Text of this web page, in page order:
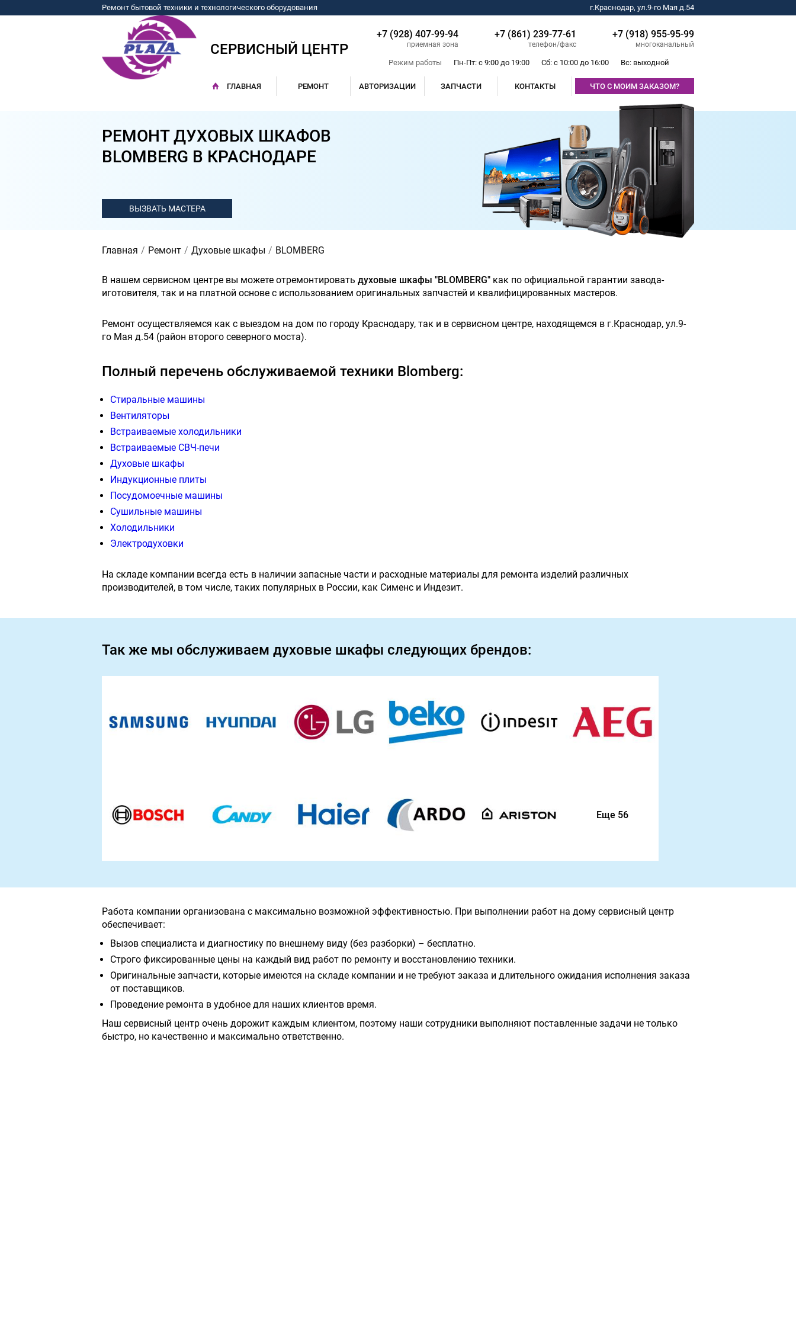
Ремонт бытовой техники и технологического оборудования г.Краснодар, ул.9-го Мая д.54
СЕРВИСНЫЙ ЦЕНТР
+7 (928) 407-99-94
приемная зона
+7 (861) 239-77-61
телефон/факс
+7 (918) 955-95-99
многоканальный
Режим работы Пн-Пт: с 9:00 до 19:00 Сб: с 10:00 до 16:00 Вс: выходной
ГЛАВНАЯ РЕМОНТ АВТОРИЗАЦИИ ЗАПЧАСТИ КОНТАКТЫ ЧТО С МОИМ ЗАКАЗОМ?
РЕМОНТ ДУХОВЫХ ШКАФОВ
BLOMBERG В КРАСНОДАРЕ
Главная Ремонт Духовые шкафы BLOMBERG
В нашем сервисном центре вы можете отремонтировать духовые шкафы "BLOMBERG" как по официальной гарантии завода-
иготовителя, так и на платной основе с использованием оригинальных запчастей и квалифицированных мастеров.
Ремонт осуществляемся как с выездом на дом по городу Краснодару, так и в сервисном центре, находящемся в г.Краснодар, ул.9-
го Мая д.54 (район второго северного моста).
Полный перечень обслуживаемой техники Blomberg:
Стиральные машины
Вентиляторы
Встраиваемые холодильники
Встраиваемые СВЧ-печи
Духовые шкафы
Индукционные плиты
Посудомоечные машины
Сушильные машины
Холодильники
Электродуховки
На складе компании всегда есть в наличии запасные части и расходные материалы для ремонта изделий различных
производителей, в том числе, таких популярных в России, как Сименс и Индезит.
Так же мы обслуживаем духовые шкафы следующих брендов:
Еще 56
Работа компании организована с максимально возможной эффективностью. При выполнении работ на дому сервисный центр
обеспечивает:
Вызов специалиста и диагностику по внешнему виду (без разборки) – бесплатно.
Строго фиксированные цены на каждый вид работ по ремонту и восстановлению техники.
Оригинальные запчасти, которые имеются на складе компании и не требуют заказа и длительного ожидания исполнения заказа
от поставщиков.
Проведение ремонта в удобное для наших клиентов время.
Наш сервисный центр очень дорожит каждым клиентом, поэтому наши сотрудники выполняют поставленные задачи не только
быстро, но качественно и максимально ответственно.